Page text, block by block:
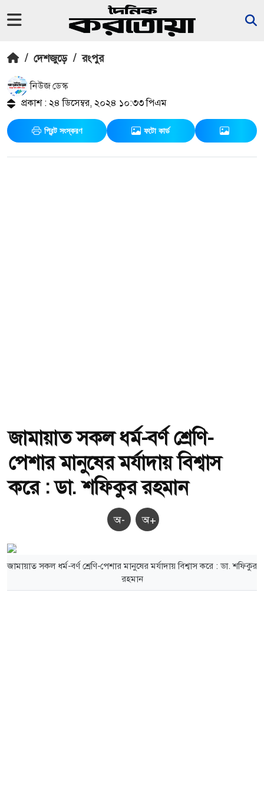
/ দেশজুড়ে / রংপুর
নিউজ ডেস্ক
প্রকাশ : ২৪ ডিসেম্বর, ২০২৪ ১০:৩৩ পিএম
প্রিন্ট সংস্করণ ফটো কার্ড
জামায়াত সকল ধর্ম-বর্ণ শ্রেণি-
পেশার মানুষের মর্যাদায় বিশ্বাস
করে : ডা. শফিকুর রহমান
অ- অ+
জামায়াত সকল ধর্ম-বর্ণ শ্রেণি-পেশার মানুষের মর্যাদায় বিশ্বাস করে : ডা. শফিকুর
রহমান